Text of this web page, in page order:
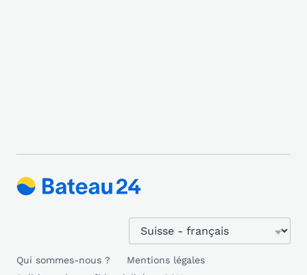
Qui sommes-nous ?
Mentions légales